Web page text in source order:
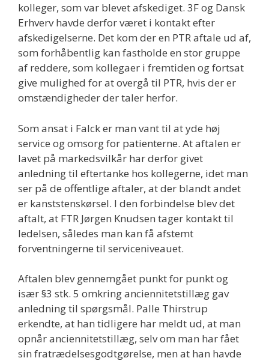
kolleger, som var blevet afskediget. 3F og Dansk
Erhverv havde derfor været i kontakt efter
afskedigelserne. Det kom der en PTR aftale ud af,
som forhåbentlig kan fastholde en stor gruppe
af reddere, som kollegaer i fremtiden og fortsat
give mulighed for at overgå til PTR, hvis der er
omstændigheder der taler herfor.
Som ansat i Falck er man vant til at yde høj
service og omsorg for patienterne. At aftalen er
lavet på markedsvilkår har derfor givet
anledning til eftertanke hos kollegerne, idet man
ser på de offentlige aftaler, at der blandt andet
er kanststenskørsel. I den forbindelse blev det
aftalt, at FTR Jørgen Knudsen tager kontakt til
ledelsen, således man kan få afstemt
forventningerne til serviceniveauet.
Aftalen blev gennemgået punkt for punkt og
især §3 stk. 5 omkring anciennitetstillæg gav
anledning til spørgsmål. Palle Thirstrup
erkendte, at han tidligere har meldt ud, at man
opnår anciennitetstillæg, selv om man har fået
sin fratrædelsesgodtgørelse, men at han havde